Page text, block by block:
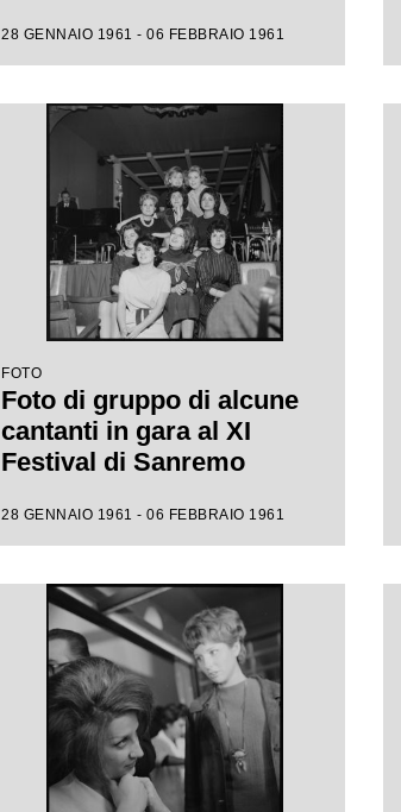
28 GENNAIO 1961 - 06 FEBBRAIO 1961
FOTO
Foto di gruppo di alcune
cantanti in gara al XI
Festival di Sanremo
28 GENNAIO 1961 - 06 FEBBRAIO 1961